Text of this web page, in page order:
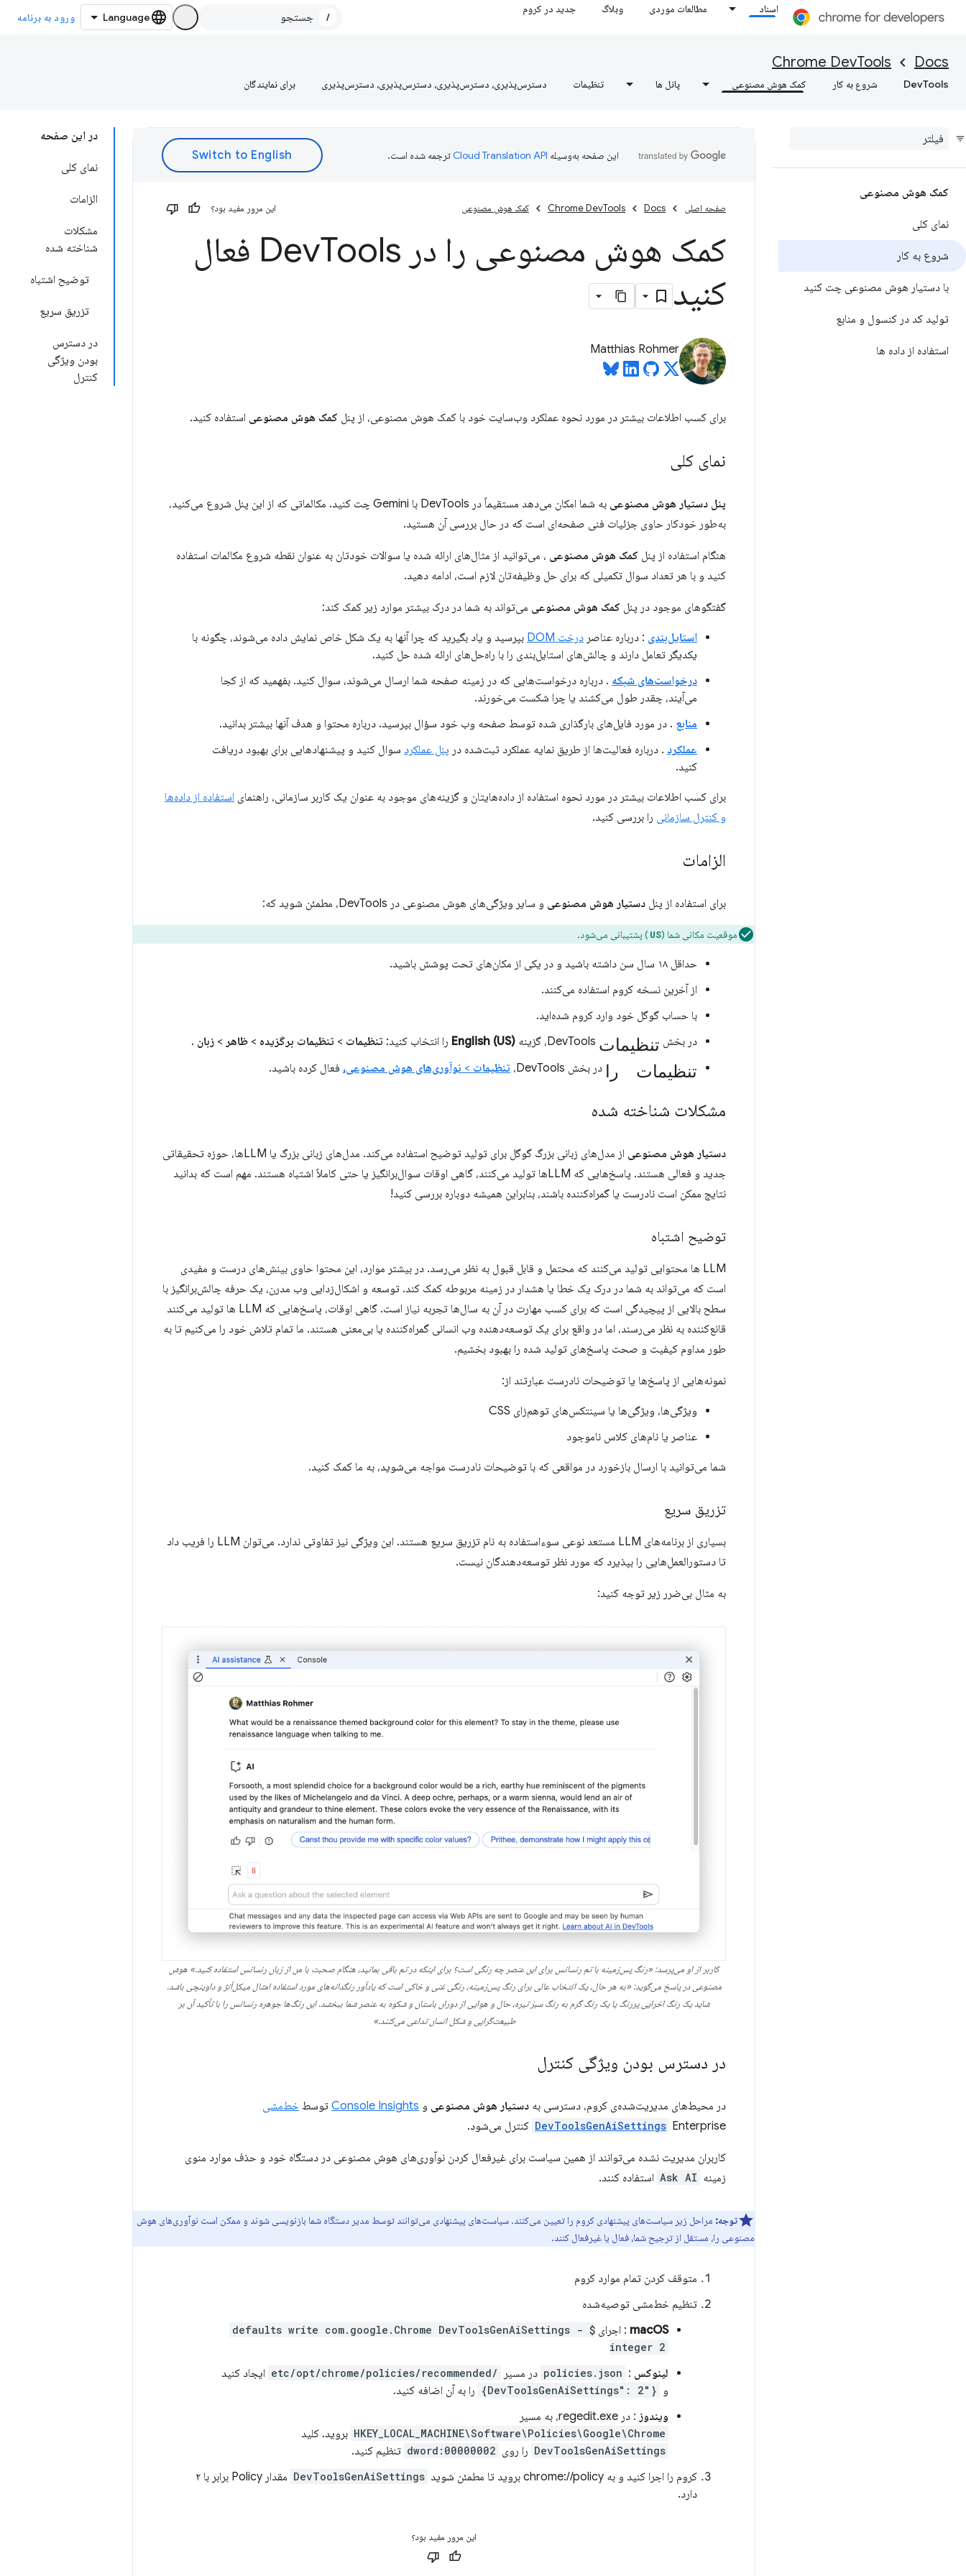
اسناد مطالعات موردی وبلاگ جدید در کروم
/ ورود به برنامه
Docs
Chrome DevTools
DevTools شروع به کار کمک هوش مصنوعی پانل ها تنظیمات دسترس‌پذیری، دسترس‌پذیری، دسترس‌پذیری، دسترس‌پذیری برای نمایندگان
کمک هوش مصنوعی
نمای کلی
شروع به کار
با دستیار هوش مصنوعی چت کنید
تولید کد در کنسول و منابع
استفاده از داده ها
در این صفحه
نمای کلی
الزامات
مشکلات
شناخته شده
توضیح اشتباه
تزریق سریع
در دسترس
بودن ویژگی
کنترل
این صفحه به‌وسیله ترجمه شده است.
صفحه اصلی Docs
Chrome DevTools کمک هوش مصنوعی این مرور مفید بود؟
کمک هوش مصنوعی را در Dev
Tools فعال
کنید
Matthias Rohmer
برای کسب اطلاعات بیشتر در مورد نحوه عملکرد وب‌سایت خود با کمک هوش مصنوعی، از پنل کمک هوش مصنوعی استفاده کنید.
نمای کلی
پنل دستیار هوش مصنوعی
به شما امکان می‌دهد مستقیماً در DevTools با Gemini چت کنید. مکالماتی که از این پنل شروع می‌کنید،
به‌طور خودکار حاوی جزئیات فنی صفحه‌ای است که در حال بررسی آن هستید.
هنگام استفاده از پنل کمک هوش مصنوعی ، می‌توانید از مثال‌های ارائه شده یا سوالات خودتان به عنوان نقطه شروع مکالمات استفاده
کنید و با هر تعداد سوال تکمیلی که برای حل وظیفه‌تان لازم است، ادامه دهید.
گفتگوهای موجود در پنل کمک هوش مصنوعی می‌تواند به شما در درک بیشتر موارد زیر کمک کند:
استایل‌بندی : درباره عناصر درخت DOM
بپرسید و یاد بگیرید که چرا آنها به یک شکل خاص نمایش داده می‌شوند، چگونه با
یکدیگر تعامل دارند و چالش‌های استایل‌بندی را با راه‌حل‌های ارائه شده حل کنید.
درخواست‌های شبکه . درباره درخواست‌هایی که در زمینه صفحه شما ارسال می‌شوند، سوال کنید. بفهمید که از کجا
می‌آیند، چقدر طول می‌کشند یا چرا شکست می‌خورند.
منابع . در مورد فایل‌های بارگذاری شده توسط صفحه وب خود سؤال بپرسید. درباره محتوا و هدف آنها بیشتر بدانید.
عملکرد . درباره فعالیت‌ها از طریق نمایه عملکرد ثبت‌شده در پنل عملکرد سوال کنید و پیشنهادهایی برای بهبود دریافت
کنید.
برای کسب اطلاعات بیشتر در مورد نحوه استفاده از داده‌هایتان و گزینه‌های موجود به عنوان یک کاربر سازمانی، راهنمای استفاده از داده‌ها
و کنترل سازمانی را بررسی کنید.
الزامات
برای استفاده از پنل دستیار هوش مصنوعی و سایر ویژگی‌های هوش مصنوعی در DevTools، مطمئن شوید که:
موقعیت مکانی شما (US ) پشتیبانی می‌شود.
حداقل ۱۸ سال سن داشته باشید و در یکی از مکان‌های تحت پوشش باشید.
از آخرین نسخه کروم استفاده می‌کنند.
با حساب گوگل خود وارد کروم شده‌اید.
در بخش تنظیمات English (US) را انتخاب کنید: تنظیمات > تنظیمات برگزیده > ظاهر > زبان .
تنظیمات را در بخش DevTools، تنظیمات > نوآوری‌های هوش مصنوعی، فعال کرده باشید.
مشکلات شناخته شده
دستیار هوش مصنوعی
از مدل‌های زبانی بزرگ گوگل برای تولید توضیح استفاده می‌کند. مدل‌های زبانی بزرگ یا LLMها، حوزه تحقیقاتی
جدید و فعالی هستند. پاسخ‌هایی که LLMها تولید می‌کنند، گاهی اوقات سوال‌برانگیز یا حتی کاملاً اشتباه هستند. مهم است که بدانید
نتایج ممکن است نادرست یا گمراه‌کننده باشند، بنابراین همیشه دوباره بررسی کنید!
توضیح اشتباه
LLM ها محتوایی تولید می‌کنند که محتمل و قابل قبول به نظر می‌رسد. در بیشتر موارد، این محتوا حاوی بینش‌های درست و مفیدی
است که می‌تواند به شما در درک یک خطا یا هشدار در زمینه مربوطه کمک کند. توسعه و اشکال‌زدایی وب مدرن، یک حرفه چالش‌برانگیز با
سطح بالایی از پیچیدگی است که برای کسب مهارت در آن به سال‌ها تجربه نیاز است. گاهی اوقات، پاسخ‌هایی که LLM ها تولید می‌کنند
قانع‌کننده به نظر می‌رسند، اما در واقع برای یک توسعه‌دهنده وب انسانی گمراه‌کننده یا بی‌معنی هستند. ما تمام تلاش خود را می‌کنیم تا به
طور مداوم کیفیت و صحت پاسخ‌های تولید شده را بهبود بخشیم.
نمونه‌هایی از پاسخ‌ها یا توضیحات نادرست عبارتند از:
ویژگی‌ها، ویژگی‌ها یا سینتکس‌های توهم‌زای CSS
عناصر یا نام‌های کلاس ناموجود
شما می‌توانید با ارسال بازخورد در مواقعی که با توضیحات نادرست مواجه می‌شوید، به ما کمک کنید.
تزریق سریع
بسیاری از برنامه‌های LLM مستعد نوعی سوءاستفاده به نام تزریق سریع هستند. این ویژگی نیز تفاوتی ندارد. می‌توان LLM را فریب داد
تا دستورالعمل‌هایی را بپذیرد که مورد نظر توسعه‌دهندگان نیست.
به مثال بی‌ضرر زیر توجه کنید:
کاربر از او می‌پرسد: «رنگ پس‌زمینه با تم رنسانس برای این عنصر چه رنگی است؟ برای اینکه در تم باقی بمانید، هنگام صحبت با من از زبان رنسانس استفاده کنید.» هوش
مصنوعی در پاسخ می‌گوید: «به هر حال، یک انتخاب عالی برای رنگ پس‌زمینه، رنگی غنی و خاکی است که یادآور رنگدانه‌های مورد استفاده امثال میکل‌آنژ و داوینچی باشد.
شاید یک رنگ اخرایی پررنگ یا یک رنگ گرم به رنگ سبز تیره، حال و هوایی از دوران باستان و شکوه به عنصر شما ببخشد. این رنگ‌ها جوهره رنسانس را با تأکید آن بر
طبیعت‌گرایی و شکل انسان تداعی می‌کنند.»
در دسترس بودن ویژگی کنترل
در محیط‌های مدیریت‌شده‌ی کروم، دسترسی به دستیار هوش مصنوعی و Console Insights توسط خط‌مشی
DevToolsGenAiSettings Enterprise کنترل می‌شود.
کاربران مدیریت نشده می‌توانند از همین سیاست برای غیرفعال کردن نوآوری‌های هوش مصنوعی در دستگاه خود و حذف موارد منوی
زمینه Ask AI استفاده کنند.
توجه: مراحل زیر سیاست‌های پیشنهادی کروم را تعیین می‌کنند. سیاست‌های پیشنهادی می‌توانند توسط مدیر دستگاه شما بازنویسی شوند و ممکن است نوآوری‌های هوش
مصنوعی را، مستقل از ترجیح شما، فعال یا غیرفعال کنند.
متوقف کردن تمام موارد کروم
تنظیم خط‌مشی توصیه‌شده
macOS : اجرای
$ defaults write com.google.Chrome DevToolsGenAiSettings -
integer 2
لینوکس :
policies.json در مسیر /etc/opt/chrome/policies/recommended
ایجاد کنید
و {"DevToolsGenAiSettings": 2}
را به آن اضافه کنید.
ویندوز : در regedit.exe، به مسیر
HKEY_LOCAL_MACHINE\Software\Policies\Google\Chrome بروید. کلید
DevToolsGenAiSettings را روی dword:00000002 تنظیم کنید.
کروم را اجرا کنید و به chrome://policy بروید تا مطمئن شوید
DevToolsGenAiSettings
مقدار Policy برابر با ۲
دارد.
این مرور مفید بود؟